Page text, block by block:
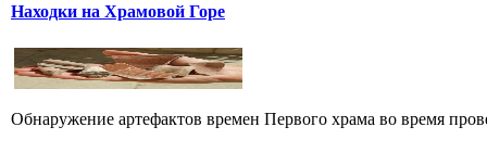
Находки на Храмовой Горе
Обнаружение артефактов времен Первого храма во время